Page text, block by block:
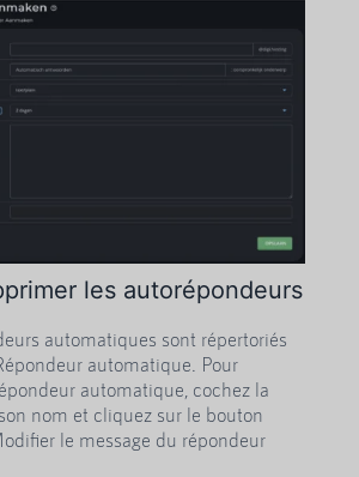
les autorépondeurs
automatiques sont répertoriés
automatique. Pour
automatique, cochez la
nom et cliquez sur le bouton
le message du répondeur